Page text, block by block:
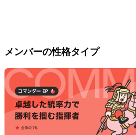
ける環境を提供する」ということにな
また、サムシングファンは、ただの映
側面もあります。『作る』・『使う』
んでいます。
メンバーの性格タイプ